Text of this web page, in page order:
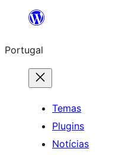
Saltar
o
conteúdo
Portugal
Temas
Plugins
Notícias